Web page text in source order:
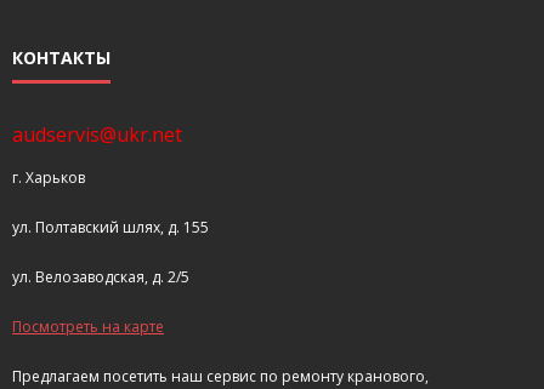
Cart (
КОНТАКТЫ
audservis@ukr.net
г. Харьков
ул. Полтавский шлях, д. 155
ул. Велозаводская, д. 2/5
Посмотреть на карте
Предлагаем посетить наш сервис по ремонту кранового,